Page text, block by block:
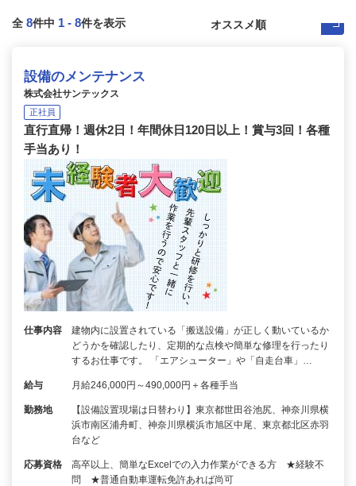
全 8件中 1 - 8件を表示
設備のメンテナンス
株式会社サンテックス
正社員
直行直帰！週休2日！年間休日120日以上！賞与3回！各種
手当あり！
仕事内容
建物内に設置されている「搬送設備」が正しく動いているか
どうかを確認したり、定期的な点検や簡単な修理を行ったり
するお仕事です。 「エアシューター」や「自走台車」…
給与 月給246,000円～490,000円＋各種手当
勤務地
【設備設置現場は日替わり】東京都世田谷池尻、神奈川県横
浜市南区浦舟町、神奈川県横浜市旭区中尾、東京都北区赤羽
台など
応募資格
高卒以上、簡単なExcelでの入力作業ができる方 ★経験不
問 ★普通自動車運転免許あれば尚可